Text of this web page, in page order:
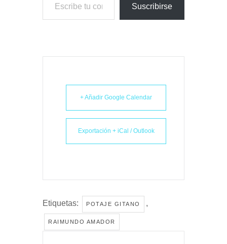
Suscribirse
+ Añadir Google Calendar
Exportación + iCal / Outlook
Etiquetas: POTAJE GITANO ,
RAIMUNDO AMADOR